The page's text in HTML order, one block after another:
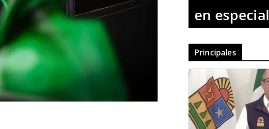
en especial
Principales